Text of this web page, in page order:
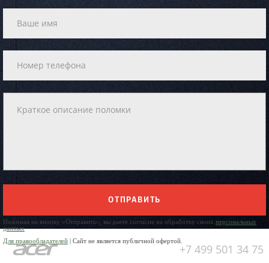
ОТПРАВИТЬ
Нажимая на кнопку «Отправить», вы даете согласие на обработку своих персональных
данных
Для правообладателей | Сайт не является публичной офертой.
+7 499 501 34 75